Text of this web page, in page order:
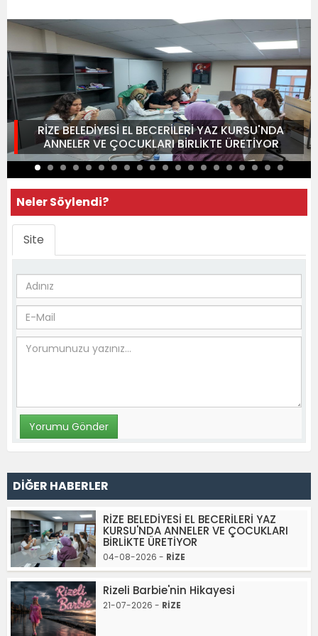
RİZE BELEDİYESİ EL BECERİLERİ YAZ KURSU'NDA
ANNELER VE ÇOCUKLARI BİRLİKTE ÜRETİYOR
Neler Söylendi?
Site
DİĞER HABERLER
RİZE BELEDİYESİ EL BECERİLERİ YAZ
KURSU'NDA ANNELER VE ÇOCUKLARI
BİRLİKTE ÜRETİYOR
04-08-2026 - RİZE
Rizeli Barbie'nin Hikayesi
21-07-2026 - RİZE